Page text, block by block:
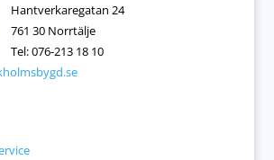
Hantverkaregatan 24
761 30 Norrtälje
Tel: 076-213 18 10